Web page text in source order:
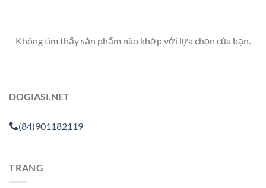
Không tìm thấy sản phẩm nào khớp với lựa chọn của bạn.
DOGIASI.NET
(84)901182119
TRANG